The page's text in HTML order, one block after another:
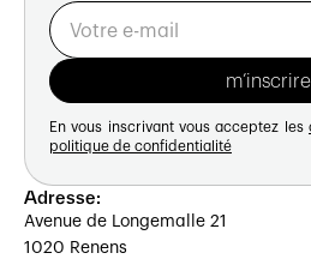
En vous inscrivant vous acceptez les
politique de confidentialité
Adresse:
Avenue de Longemalle 21
1020 Renens